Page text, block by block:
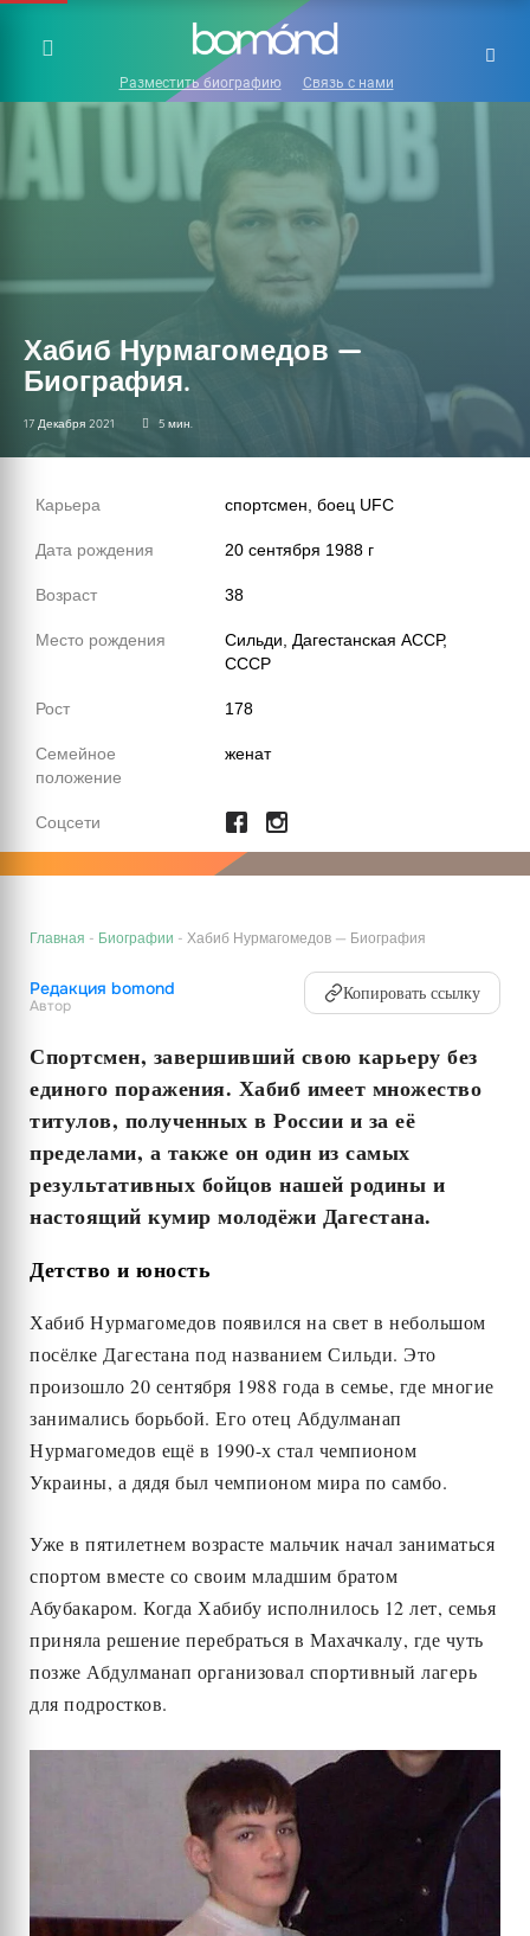
Разместить биографию Связь с нами
Хабиб Нурмагомедов —
Биография.
17 Декабря 2021 5 мин.
Карьера спортсмен, боец UFC
Дата рождения 20 сентября 1988 г
Возраст 38
Место рождения
Сильди, Дагестанская АССР,
СССР
Рост 178
Семейное
положение
женат
Соцсети
Главная - Биографии - Хабиб Нурмагомедов — Биография
Редакция bomond
Автор
Копировать ссылку
Спортсмен, завершивший свою карьеру без
единого поражения. Хабиб имеет множество
титулов, полученных в России и за её
пределами, а также он один из самых
результативных бойцов нашей родины и
настоящий кумир молодёжи Дагестана.
Детство и юность
Хабиб Нурмагомедов появился на свет в небольшом
посёлке Дагестана под названием Сильди. Это
произошло 20 сентября 1988 года в семье, где многие
занимались борьбой. Его отец Абдулманап
Нурмагомедов ещё в 1990-х стал чемпионом
Украины, а дядя был чемпионом мира по самбо.
Уже в пятилетнем возрасте мальчик начал заниматься
спортом вместе со своим младшим братом
Абубакаром. Когда Хабибу исполнилось 12 лет, семья
приняла решение перебраться в Махачкалу, где чуть
позже Абдулманап организовал спортивный лагерь
для подростков.